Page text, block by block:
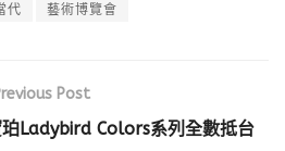
代 藝術博覽會
Post
Ladybird Colors系列全數抵台